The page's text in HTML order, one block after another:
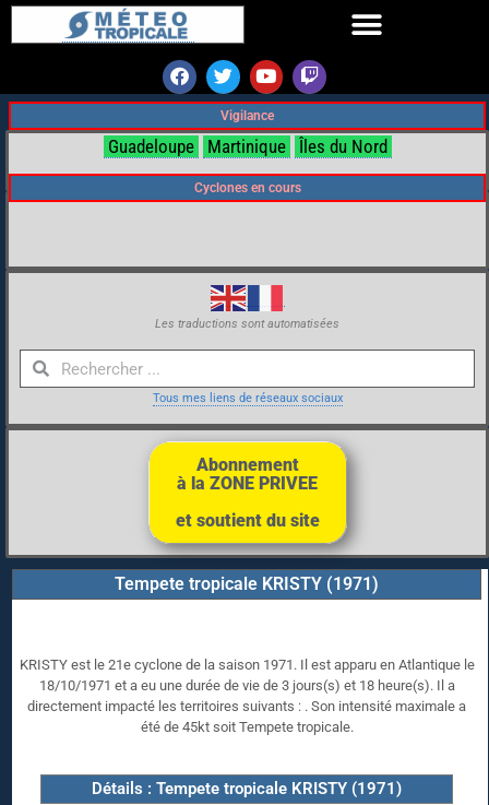
Vigilance
Guadeloupe Martinique Îles du Nord
Cyclones en cours
Les traductions sont automatisées
Tous mes liens de réseaux sociaux
Abonnement
à la ZONE PRIVEE
et soutient du site
Tempete tropicale KRISTY (1971)
KRISTY est le 21e cyclone de la saison 1971. Il est apparu en Atlantique le
18/10/1971 et a eu une durée de vie de 3 jours(s) et 18 heure(s). Il a
directement impacté les territoires suivants : . Son intensité maximale a
été de 45kt soit Tempete tropicale.
Détails : Tempete tropicale KRISTY (1971)